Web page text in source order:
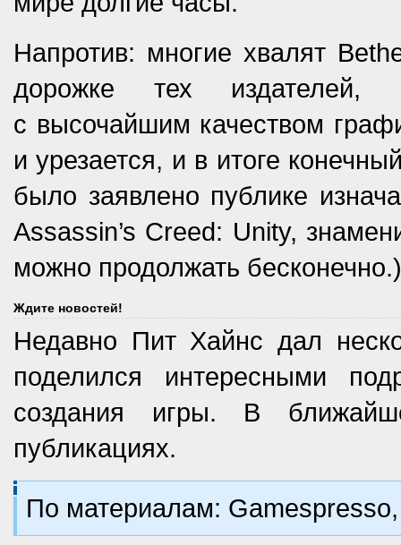
Напротив: многие хвалят
дорожке тех издателей,
с высочайшим качеством
и урезается, и в итоге
было заявлено публике
Assassin’s Creed: Unity,
можно продолжать бесконечно.)
Ждите новостей!
Недавно Пит Хайнс дал
поделился интересными
создания игры. В
публикациях.
По материалам: